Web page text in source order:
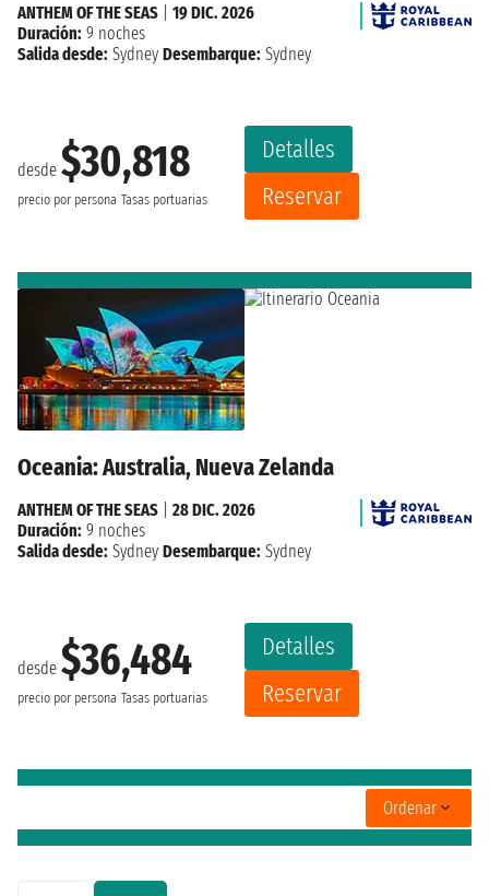
desde $30,818
precio por persona Tasas portuarias
Detalles
Reservar
ANTHEM OF THE SEAS
19 DIC. 2026
Duración: 9 noches
Salida desde: Sydney Desembarque: Sydney
Oceania: Australia, Nueva Zelanda
desde $36,484
precio por persona Tasas portuarias
Detalles
Reservar
ANTHEM OF THE SEAS
28 DIC. 2026
Duración: 9 noches
Salida desde: Sydney Desembarque: Sydney
Ordenar